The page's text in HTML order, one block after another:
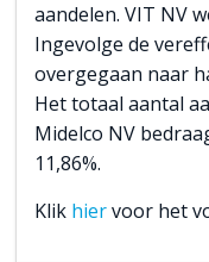
aandelen. VIT NV
Ingevolge de
overgegaan naar
Het totaal aantal
Midelco NV
11,86%.
Klik hiervoor het